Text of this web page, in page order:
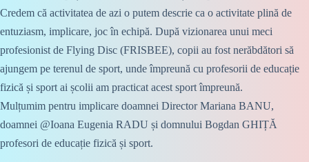
Credem că activitatea de azi o putem descrie ca o activitate plină de
entuziasm, implicare, joc în echipă. După vizionarea unui meci
profesionist de Flying Disc (FRISBEE), copii au fost nerăbdători să
ajungem pe terenul de sport, unde împreună cu profesorii de educație
fizică și sport ai școlii am practicat acest sport împreună.
Mulțumim pentru implicare doamnei Director Mariana BANU,
doamnei @Ioana Eugenia RADU și domnului Bogdan GHIȚĂ
profesori de educație fizică și sport.